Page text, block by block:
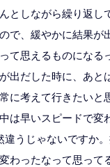
としながら繰り返し
で、緩やかに結果が
て思えるものになる
出だした時に、あと
に考えて行きたいと
は早いスピードで変
違うじゃないですか
わったなって思って